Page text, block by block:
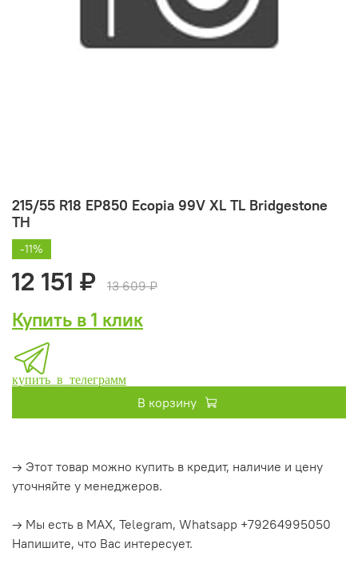
215/55 R18 EP850 Ecopia 99V XL TL Bridgestone
ТН
-11%
12 151 ₽ 13 609 ₽
Купить в 1 клик
купить в телеграмм
В корзину
→ Этот товар можно купить в кредит, наличие и цену
уточняйте у менеджеров.
→ Мы есть в MAX, Telegram, Whatsapp +79264995050
Напишите, что Вас интересует.